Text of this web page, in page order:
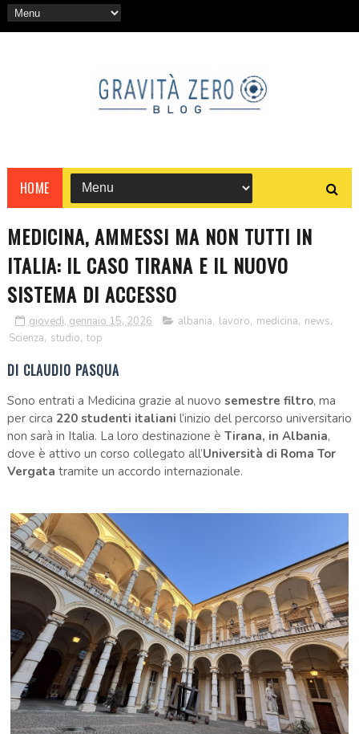
HOME
MEDICINA, AMMESSI MA NON TUTTI IN
ITALIA: IL CASO TIRANA E IL NUOVO
SISTEMA DI ACCESSO
giovedì, gennaio 15, 2026 albania, lavoro, medicina, news,
Scienza, studio, top
DI CLAUDIO PASQUA
Sono entrati a Medicina grazie al nuovo semestre filtro, ma
per circa 220 studenti italiani l’inizio del percorso universitario
non sarà in Italia. La loro destinazione è Tirana, in Albania,
dove è attivo un corso collegato all’Università di Roma Tor
Vergata tramite un accordo internazionale.